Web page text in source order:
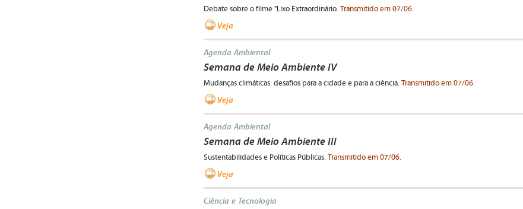
Debate sobre o filme "Lixo Extraordinário. Transmitido em 07/06.
Veja
Agenda Ambiental
Semana de Meio Ambiente IV
Mudanças climáticas: desafios para a cidade e para a ciência. Transmitido em 07/06.
Veja
Agenda Ambiental
Semana de Meio Ambiente III
Sustentabilidades e Políticas Públicas. Transmitido em 07/06.
Veja
Ciência e Tecnologia